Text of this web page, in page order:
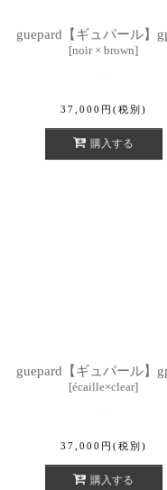
guepard【ギュパール】
[noir × brown]
37,000 円 (税別)
購入する
guepard【ギュパール】
[écaille×clear]
37,000 円 (税別)
購入する